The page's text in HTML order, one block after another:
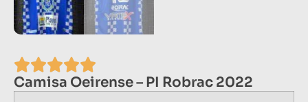
Camisa Oeirense – PI Robrac 2022